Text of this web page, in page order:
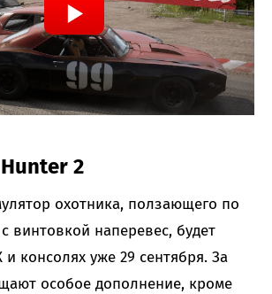
2
охотника, ползающего по
винтовкой наперевес, будет
консолях уже 29 сентября. За
особое дополнение, кроме